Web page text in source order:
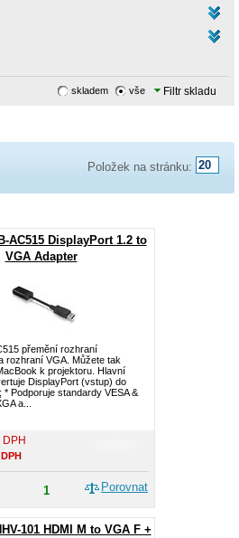
Filtr skladu
skladem vše
Položek na stránku:
AC515 DisplayPort 1.2 to
VGA Adapter
přemění rozhraní
rozhraní VGA. Můžete tak
k projektoru. Hlavní
DisplayPort (vstup) do
* Podporuje standardy VESA &
a...
DPH
Porovnat
1
101 HDMI M to VGA F +